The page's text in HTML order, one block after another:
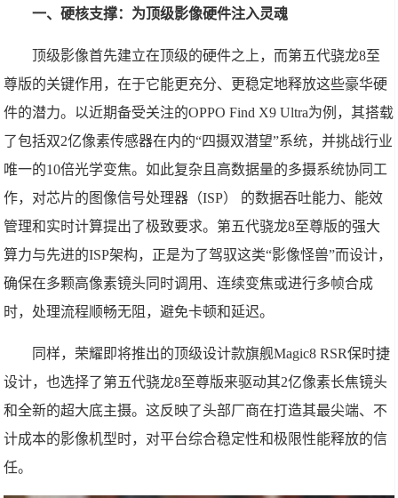
一、硬核支撑：为顶级影像硬件注入灵魂
顶级影像首先建立在顶级的硬件之上，而第五代骁龙8至
尊版的关键作用，在于它能更充分、更稳定地释放这些豪华硬
件的潜力。以近期备受关注的OPPO Find X9 Ultra为例，其搭载
了包括双2亿像素传感器在内的“四摄双潜望”系统，并挑战行业
唯一的10倍光学变焦。如此复杂且高数据量的多摄系统协同工
作，对芯片的图像信号处理器（ISP） 的数据吞吐能力、能效
管理和实时计算提出了极致要求。第五代骁龙8至尊版的强大
算力与先进的ISP架构，正是为了驾驭这类“影像怪兽”而设计，
确保在多颗高像素镜头同时调用、连续变焦或进行多帧合成
时，处理流程顺畅无阻，避免卡顿和延迟。
同样，荣耀即将推出的顶级设计款旗舰Magic8 RSR保时捷
设计，也选择了第五代骁龙8至尊版来驱动其2亿像素长焦镜头
和全新的超大底主摄。这反映了头部厂商在打造其最尖端、不
计成本的影像机型时，对平台综合稳定性和极限性能释放的信
任。